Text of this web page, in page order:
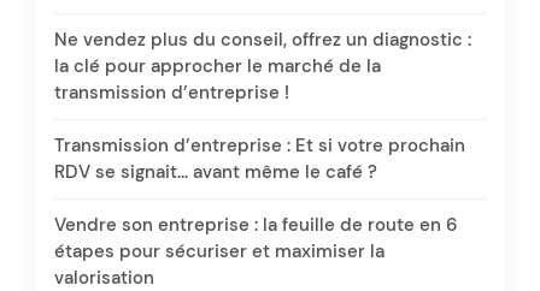
Ne vendez plus du conseil, offrez un diagnostic :
la clé pour approcher le marché de la
transmission d’entreprise !
Transmission d’entreprise : Et si votre prochain
RDV se signait… avant même le café ?
Vendre son entreprise : la feuille de route en 6
étapes pour sécuriser et maximiser la
valorisation